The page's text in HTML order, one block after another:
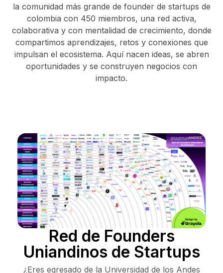
la comunidad más grande de founder de startups de
colombia con 450 miembros, una red activa,
colaborativa y con mentalidad de crecimiento, donde
compartimos aprendizajes, retos y conexiones que
impulsan el ecosistema. Aquí nacen ideas, se abren
oportunidades y se construyen negocios con
impacto.
Red de Founders
Uniandinos de Startups
¿Eres egresado de la Universidad de los Andes